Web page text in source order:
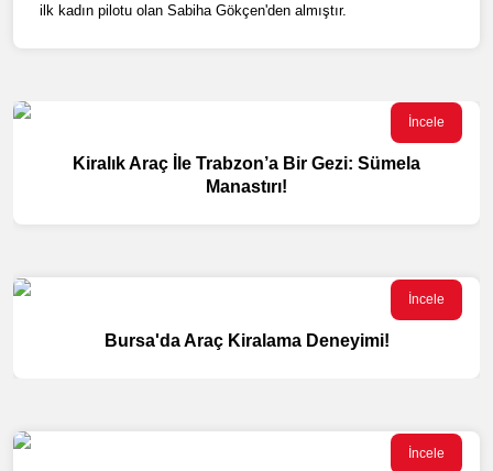
ilk kadın pilotu olan Sabiha Gökçen'den almıştır.
İncele
Kiralık Araç İle Trabzon’a Bir Gezi: Sümela
Manastırı!
İncele
Bursa'da Araç Kiralama Deneyimi!
İncele